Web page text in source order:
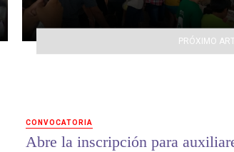
PRÓXIMO
CONVOCATORIA
Abre la inscripción para